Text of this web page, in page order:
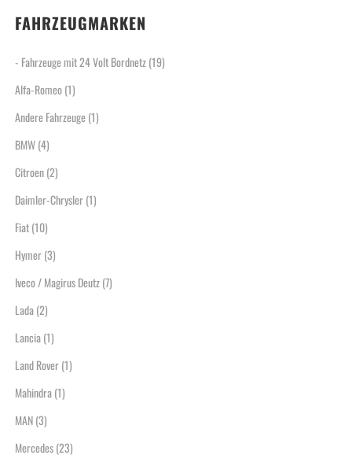
FAHRZEUGMARKEN
- Fahrzeuge mit 24 Volt Bordnetz(19)
Alfa-Romeo(1)
Andere Fahrzeuge(1)
BMW(4)
Citroen(2)
Daimler-Chrysler(1)
Fiat(10)
Hymer(3)
Iveco / Magirus Deutz(7)
Lada(2)
Lancia(1)
Land Rover(1)
Mahindra(1)
MAN(3)
Mercedes(23)